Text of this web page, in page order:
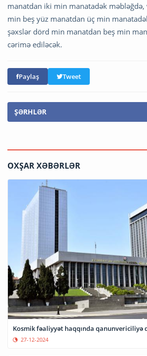
manatdan iki min manatadək məbləğdə,
min beş yüz manatdan üç min
şəxslər dörd min manatdan beş min
cərimə ediləcək.
Paylaş Tweet
ŞƏRHLƏR
OXŞAR XƏBƏRLƏR
Kosmik fəaliyyət haqqında qanunvericiliyə
27-12-2024